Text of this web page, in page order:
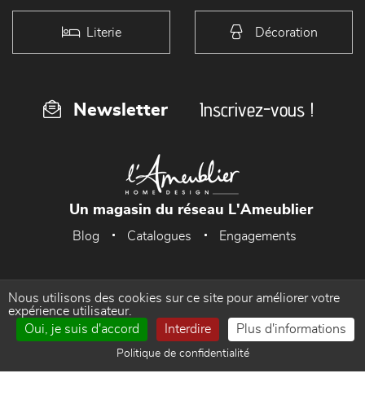
Literie Décoration
Newsletter Inscrivez-vous !
Un magasin du réseau L'Ameublier
Blog Catalogues Engagements
Accueil Mentions Légales
Politique de confidentialité Gestion des cookies
Contact
Nous utilisons des cookies sur ce site pour améliorer votre
expérience utilisateur.
Oui, je suis d'accord
Interdire Plus d'informations
Politique de confidentialité